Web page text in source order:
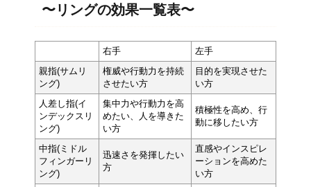
〜リングの効果一覧表〜
右手
左手
親指(サムリ
ング)
権威や行動力を持続
させたい方
目的を実現させた
い方
人差し指(イ
ンデックスリ
ング)
集中力や行動力を高
めたい、人を導きた
い方
積極性を高め、行
動に移したい方
中指(ミドル
フィンガーリ
ング)
迅速さを発揮したい
方
直感やインスピレ
ーションを高めた
い方